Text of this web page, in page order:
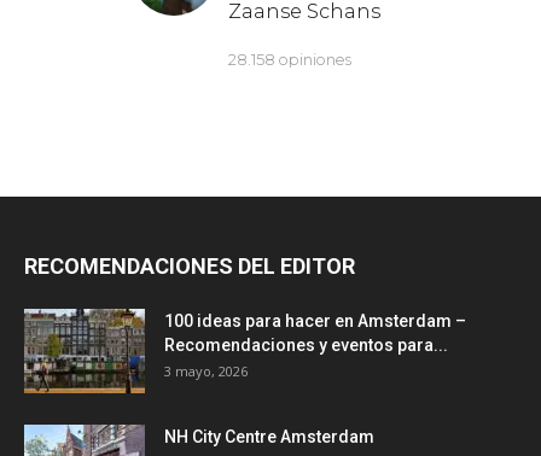
RECOMENDACIONES DEL EDITOR
100 ideas para hacer en Amsterdam –
Recomendaciones y eventos para...
3 mayo, 2026
NH City Centre Amsterdam